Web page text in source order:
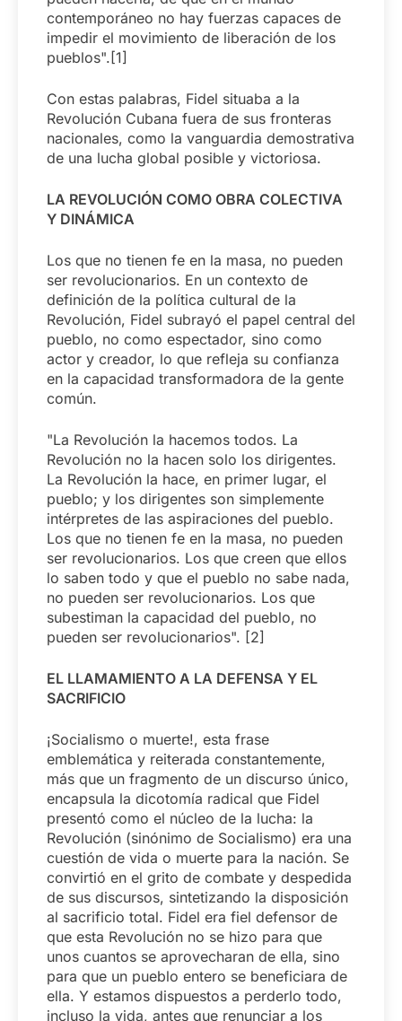
contemporáneo no hay fuerzas capaces de
impedir el movimiento de liberación de los
pueblos".[1]
Con estas palabras, Fidel situaba a la
Revolución Cubana fuera de sus fronteras
nacionales, como la vanguardia demostrativa
de una lucha global posible y victoriosa.
LA REVOLUCIÓN COMO OBRA COLECTIVA
Y DINÁMICA
Los que no tienen fe en la masa, no pueden
ser revolucionarios. En un contexto de
definición de la política cultural de la
Revolución, Fidel subrayó el papel central del
pueblo, no como espectador, sino como
actor y creador, lo que refleja su confianza
en la capacidad transformadora de la gente
común.
"La Revolución la hacemos todos. La
Revolución no la hacen solo los dirigentes.
La Revolución la hace, en primer lugar, el
pueblo; y los dirigentes son simplemente
intérpretes de las aspiraciones del pueblo.
Los que no tienen fe en la masa, no pueden
ser revolucionarios. Los que creen que ellos
lo saben todo y que el pueblo no sabe nada,
no pueden ser revolucionarios. Los que
subestiman la capacidad del pueblo, no
pueden ser revolucionarios". [2]
EL LLAMAMIENTO A LA DEFENSA Y EL
SACRIFICIO
¡Socialismo o muerte!, esta frase
emblemática y reiterada constantemente,
más que un fragmento de un discurso único,
encapsula la dicotomía radical que Fidel
presentó como el núcleo de la lucha: la
Revolución (sinónimo de Socialismo) era una
cuestión de vida o muerte para la nación. Se
convirtió en el grito de combate y despedida
de sus discursos, sintetizando la disposición
al sacrificio total. Fidel era fiel defensor de
que esta Revolución no se hizo para que
unos cuantos se aprovecharan de ella, sino
para que un pueblo entero se beneficiara de
ella. Y estamos dispuestos a perderlo todo,
incluso la vida, antes que renunciar a los